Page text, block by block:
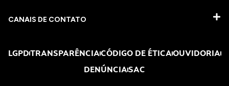
CANAIS DE CONTATO
LGPDTRANSPARÊNCIACÓDIGO DE ÉTICAOUVIDORIA
DENÚNCIASAC